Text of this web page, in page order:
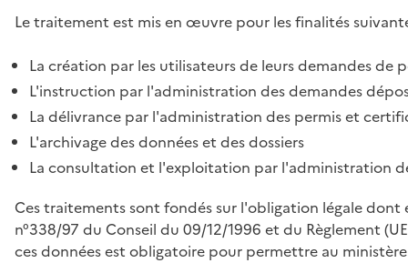
Le traitement est mis en œuvre pour les finalités
La création par les utilisateurs de leurs demandes
L'instruction par l'administration des demandes
La délivrance par l'administration des permis et
L'archivage des données et des dossiers
La consultation et l'exploitation par l'administration
Ces traitements sont fondés sur l'obligation légale
n°338/97 du Conseil du 09/12/1996 et du Règlement
ces données est obligatoire pour permettre au